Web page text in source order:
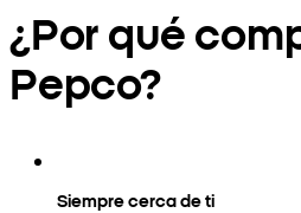
¿Por qué
Pepco?
Siempre cerca de ti